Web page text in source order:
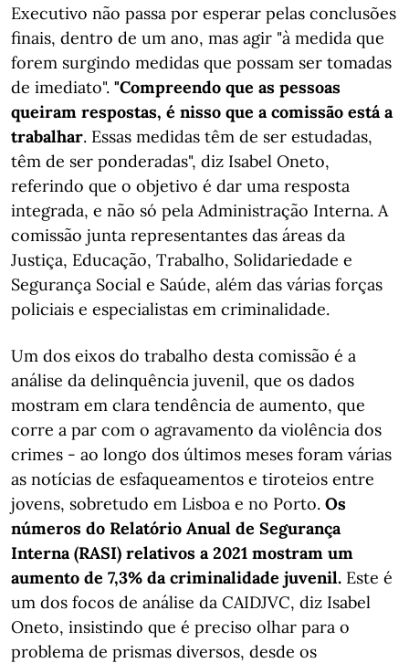
Executivo não passa por esperar pelas conclusões
finais, dentro de um ano, mas agir "à medida que
forem surgindo medidas que possam ser tomadas
de imediato". "Compreendo que as pessoas
queiram respostas, é nisso que a comissão está a
trabalhar. Essas medidas têm de ser estudadas,
têm de ser ponderadas", diz Isabel Oneto,
referindo que o objetivo é dar uma resposta
integrada, e não só pela Administração Interna. A
comissão junta representantes das áreas da
Justiça, Educação, Trabalho, Solidariedade e
Segurança Social e Saúde, além das várias forças
policiais e especialistas em criminalidade.
Um dos eixos do trabalho desta comissão é a
análise da delinquência juvenil, que os dados
mostram em clara tendência de aumento, que
corre a par com o agravamento da violência dos
crimes - ao longo dos últimos meses foram várias
as notícias de esfaqueamentos e tiroteios entre
jovens, sobretudo em Lisboa e no Porto. Os
números do Relatório Anual de Segurança
Interna (RASI) relativos a 2021 mostram um
aumento de 7,3% da criminalidade juvenil. Este é
um dos focos de análise da CAIDJVC, diz Isabel
Oneto, insistindo que é preciso olhar para o
problema de prismas diversos, desde os